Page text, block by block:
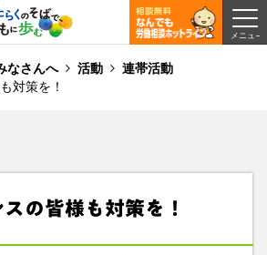
なさんへ 活動
連帯活動
対策を！
の皆様も対策を！